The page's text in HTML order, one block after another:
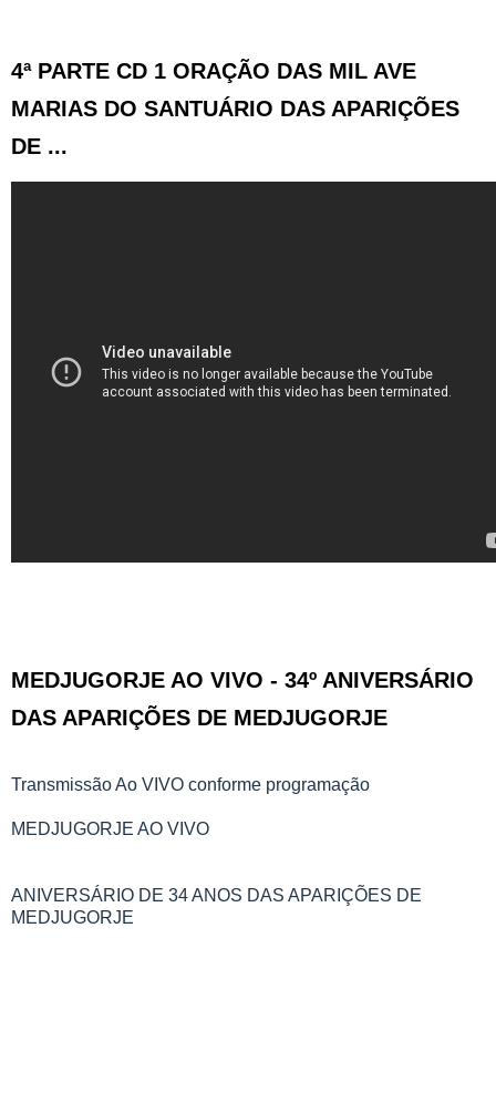
4ª PARTE CD 1 ORAÇÃO DAS MIL AVE
MARIAS DO SANTUÁRIO DAS APARIÇÕES
DE ...
MEDJUGORJE AO VIVO - 34º ANIVERSÁRIO
DAS APARIÇÕES DE MEDJUGORJE
Transmissão Ao VIVO conforme programação
MEDJUGORJE AO VIVO
ANIVERSÁRIO DE 34 ANOS DAS APARIÇÕES DE
MEDJUGORJE